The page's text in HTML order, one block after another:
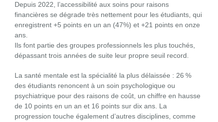
Depuis 2022, l’accessibilité aux soins pour raisons
financières se dégrade très nettement pour les étudiants, qui
enregistrent +5 points en un an (47%) et +21 points en onze
ans.
Ils font partie des groupes professionnels les plus touchés,
dépassant trois années de suite leur propre seuil record.
La santé mentale est la spécialité la plus délaissée : 26 %
des étudiants renoncent à un soin psychologique ou
psychiatrique pour des raisons de coût, un chiffre en hausse
de 10 points en un an et 16 points sur dix ans. La
progression touche également d’autres disciplines, comme